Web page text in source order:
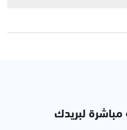
مباشرة لبريدك